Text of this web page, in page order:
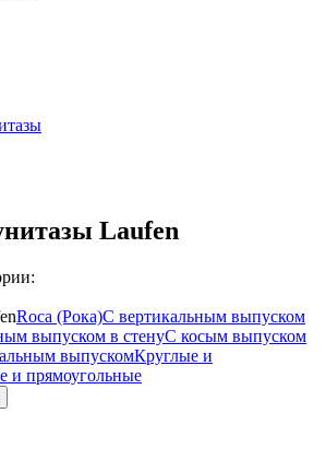
Laufen
Roca (Рока)С вертикальным выпуском
выпуском в стенуС косым выпуском
выпускомКруглые и
и прямоугольные